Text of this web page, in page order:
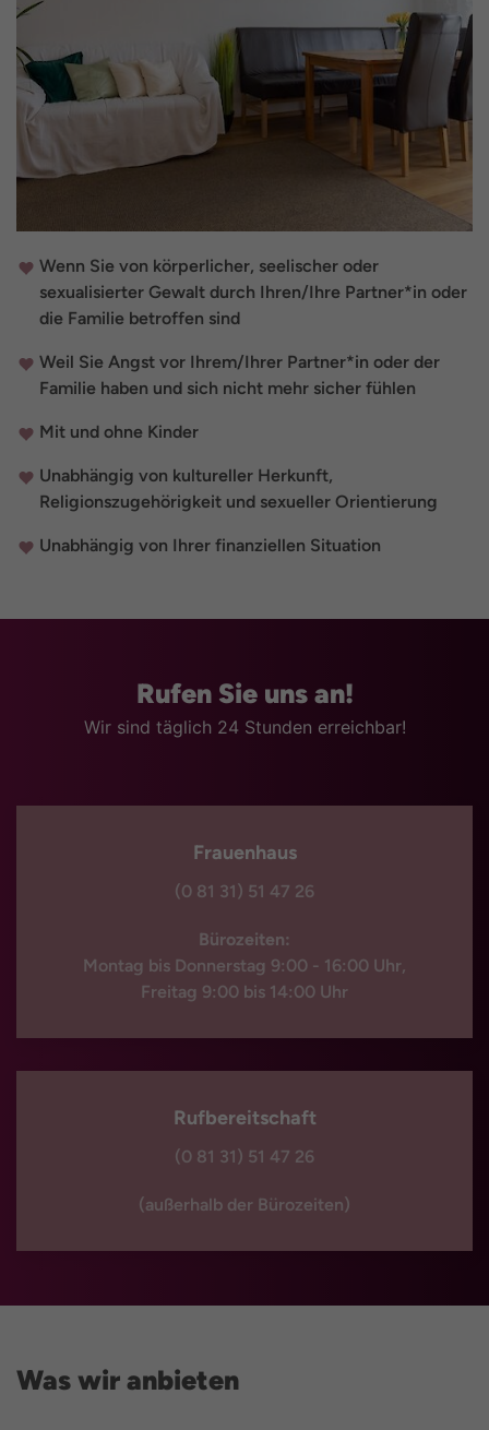
Wenn Sie von körperlicher, seelischer oder
sexualisierter Gewalt durch Ihren/Ihre Partner*in oder
die Familie betroffen sind
Weil Sie Angst vor Ihrem/Ihrer Partner*in oder der
Familie haben und sich nicht mehr sicher fühlen
Mit und ohne Kinder
Unabhängig von kultureller Herkunft,
Religionszugehörigkeit und sexueller Orientierung
Unabhängig von Ihrer finanziellen Situation
Rufen Sie uns an!
Wir sind täglich 24 Stunden erreichbar!
Frauenhaus
(0 81 31) 51 47 26
Bürozeiten:
Montag bis Donnerstag 9:00 - 16:00 Uhr,
Freitag 9:00 bis 14:00 Uhr
Rufbereitschaft
(0 81 31) 51 47 26
(außerhalb der Bürozeiten)
Was wir anbieten